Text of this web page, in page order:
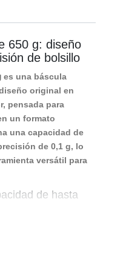
650 g: diseño
de bolsillo
es una báscula
original en
pensada para
un formato
una capacidad de
de 0,1 g, lo
versátil para
de hasta
medir tanto
más